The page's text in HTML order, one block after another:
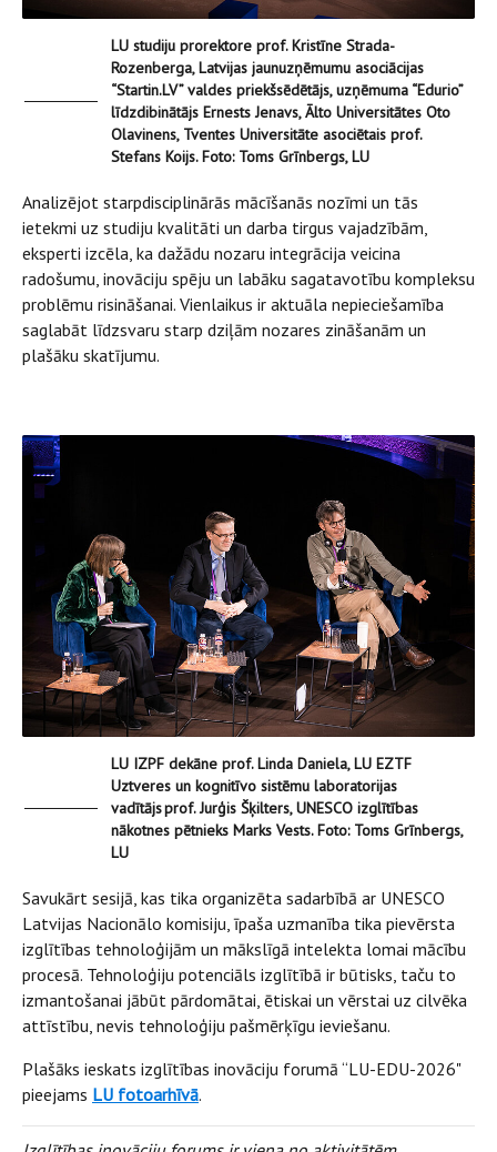
LU studiju prorektore prof. Kristīne Strada-
Rozenberga, Latvijas jaunuzņēmumu asociācijas
“Startin.LV” valdes priekšsēdētājs, uzņēmuma “Edurio”
līdzdibinātājs Ernests Jenavs, Ālto Universitātes Oto
Olavinens, Tventes Universitāte asociētais prof.
Stefans Koijs. Foto: Toms Grīnbergs, LU
Analizējot starpdisciplinārās mācīšanās nozīmi un tās
ietekmi uz studiju kvalitāti un darba tirgus vajadzībām,
eksperti izcēla, ka dažādu nozaru integrācija veicina
radošumu, inovāciju spēju un labāku sagatavotību kompleksu
problēmu risināšanai. Vienlaikus ir aktuāla nepieciešamība
saglabāt līdzsvaru starp dziļām nozares zināšanām un
plašāku skatījumu.
LU IZPF dekāne prof. Linda Daniela, LU EZTF
Uztveres un kognitīvo sistēmu laboratorijas
vadītājs prof. Jurģis Šķilters, UNESCO izglītības
nākotnes pētnieks Marks Vests. Foto: Toms Grīnbergs,
LU
Savukārt sesijā, kas tika organizēta sadarbībā ar UNESCO
Latvijas Nacionālo komisiju, īpaša uzmanība tika pievērsta
izglītības tehnoloģijām un mākslīgā intelekta lomai mācību
procesā. Tehnoloģiju potenciāls izglītībā ir būtisks, taču to
izmantošanai jābūt pārdomātai, ētiskai un vērstai uz cilvēka
attīstību, nevis tehnoloģiju pašmērķīgu ieviešanu.
Plašāks ieskats izglītības inovāciju forumā “LU-EDU-2026"
pieejams LU fotoarhīvā.